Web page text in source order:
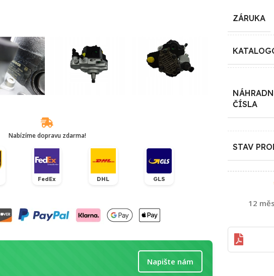
Nabízíme dopravu zdarma!
FedEx DHL GLS
Napište nám
ZÁRUKA
ČÍSLA
STAV
12